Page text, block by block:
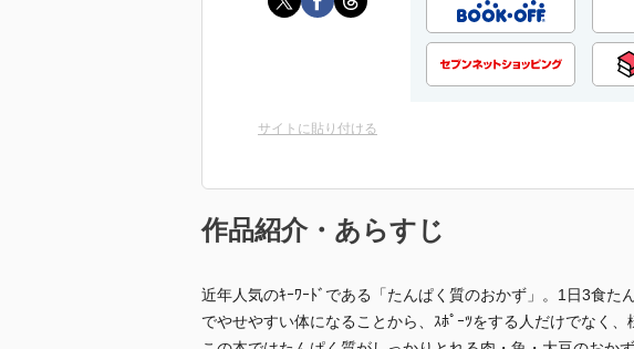
サイトに貼り付ける
作品紹介・あらすじ
近年人気のｷｰﾜｰﾄﾞである「たんぱく質のおかず」。1日3食た
でやせやすい体になることから、ｽﾎﾟｰﾂをする人だけでなく、